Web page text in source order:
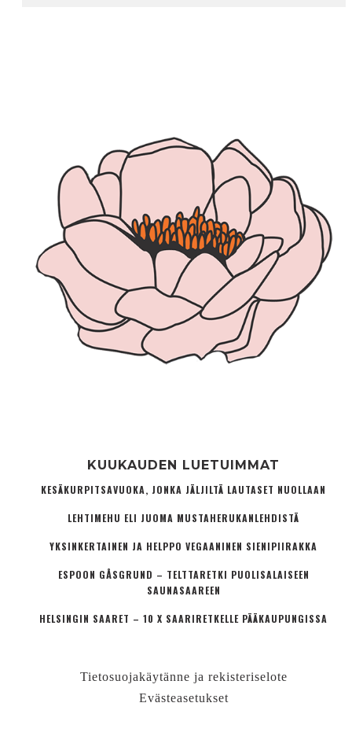
KUUKAUDEN LUETUIMMAT
KESÄKURPITSAVUOKA, JONKA JÄLJILTÄ LAUTASET NUOLLAAN
LEHTIMEHU ELI JUOMA MUSTAHERUKANLEHDISTÄ
YKSINKERTAINEN JA HELPPO VEGAANINEN SIENIPIIRAKKA
ESPOON GÅSGRUND – TELTTARETKI PUOLISALAISEEN
SAUNASAAREEN
HELSINGIN SAARET – 10 X SAARIRETKELLE PÄÄKAUPUNGISSA
Tietosuojakäytänne ja rekisteriselote
Evästeasetukset